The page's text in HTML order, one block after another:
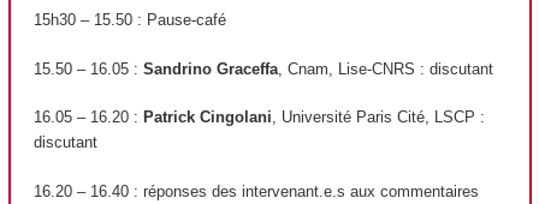
15h30 – 15.50 : Pause-café
15.50 – 16.05 : Sandrino Graceffa , Cnam, Lise-CNRS : discutant
16.05 – 16.20 : Patrick Cingolani, Université Paris Cité, LSCP :
discutant
16.20 – 16.40 : réponses des intervenant.e.s aux commentaires